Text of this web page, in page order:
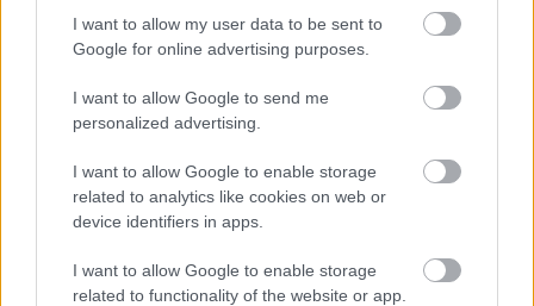
I want to allow my user data to be sent to
Google for online advertising purposes.
I want to allow Google to send me
personalized advertising.
I want to allow Google to enable storage
related to analytics like cookies on web or
device identifiers in apps.
I want to allow Google to enable storage
related to functionality of the website or app.
1. Justine Braisaz-Bouchet, Frankrike, 40:18.0
2. Tiril Eckhoff, Norge, +15.3
Fullstendige resultater
Fellesstarten er siste øvelse for skiskytterne under